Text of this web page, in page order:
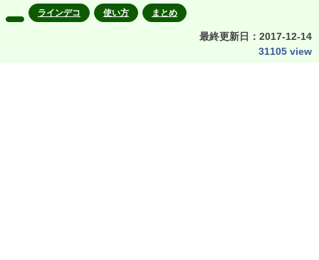
ラインデコ 使い方 まとめ
最終更新日： 2017-12-14
31105 view